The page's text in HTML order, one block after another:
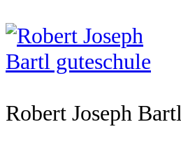
Robert Joseph Bartl